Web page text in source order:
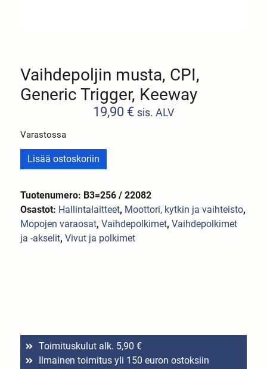
Vaihdepoljin musta, CPI,
Generic Trigger, Keeway
19,90 € sis. ALV
Varastossa
Lisää ostoskoriin
Tuotenumero: B3=256 / 22082
Osastot: Hallintalaitteet, Moottori, kytkin ja vaihteisto,
Mopojen varaosat,Vaihdepolkimet,Vaihdepolkimet
ja -akselit,Vivut ja polkimet
Toimituskulut alk. 5,90 €
Ilmainen toimitus yli 150 euron ostoksiin